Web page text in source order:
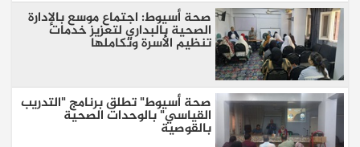
صحة أسيوط: اجتماع موسع بالإدارة
الصحية بالبداري لتعزيز خدمات
تنظيم الأسرة وتكاملها
صحة أسيوط" تطلق برنامج "التدريب
القياسي" بالوحدات الصحية
بالقوصية